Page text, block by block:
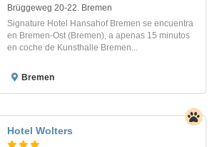
Brüggeweg 20-22. Bremen
Signature Hotel Hansahof Bremen se encuentra
en Bremen-Ost (Bremen), a apenas 15 minutos
en coche de Kunsthalle Bremen...
Bremen
Hotel Wolters